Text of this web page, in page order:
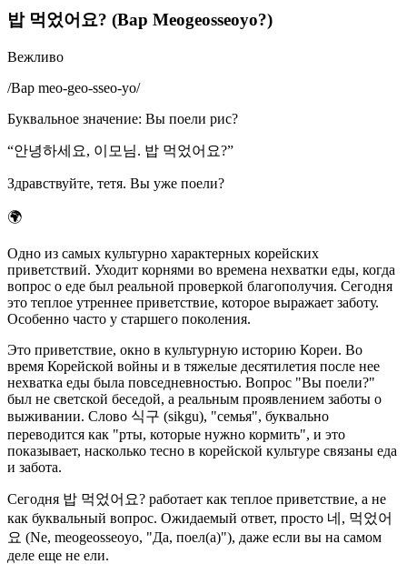
밥 먹었어요? (Bap Meogeosseoyo?)
Вежливо
/Bap meo-geo-sseo-yo/
Буквальное значение: Вы поели рис?
“안녕하세요, 이모님. 밥 먹었어요?”
Здравствуйте, тетя. Вы уже поели?
🌍
Одно из самых культурно характерных корейских
приветствий. Уходит корнями во времена нехватки еды, когда
вопрос о еде был реальной проверкой благополучия. Сегодня
это теплое утреннее приветствие, которое выражает заботу.
Особенно часто у старшего поколения.
Это приветствие, окно в культурную историю Кореи. Во
время Корейской войны и в тяжелые десятилетия после нее
нехватка еды была повседневностью. Вопрос "Вы поели?"
был не светской беседой, а реальным проявлением заботы о
выживании. Слово 식구 (sikgu), "семья", буквально
переводится как "рты, которые нужно кормить", и это
показывает, насколько тесно в корейской культуре связаны еда
и забота.
Сегодня 밥 먹었어요? работает как теплое приветствие, а не
как буквальный вопрос. Ожидаемый ответ, просто 네, 먹었어
요 (Ne, meogeosseoyo, "Да, поел(а)"), даже если вы на самом
деле еще не ели.